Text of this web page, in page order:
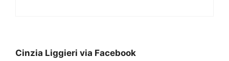
Cinzia Liggieri via Facebook